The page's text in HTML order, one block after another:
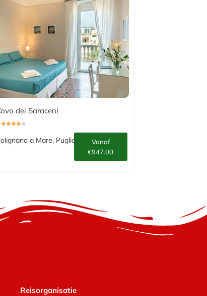
dei Saraceni
a Mare, Puglia
Vanaf
€947.00
Reisorganisatie